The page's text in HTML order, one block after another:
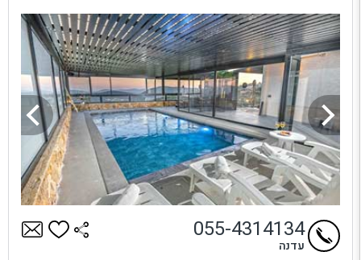
055-4314134
עדנה